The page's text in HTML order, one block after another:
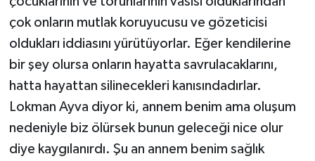
çok onların mutlak koruyucusu ve gözeticisi
oldukları iddiasını yürütüyorlar. Eğer kendilerine
bir şey olursa onların hayatta savrulacaklarını,
hatta hayattan silinecekleri kanısındadırlar.
Lokman Ayva diyor ki, annem benim ama oluşum
nedeniyle biz ölürsek bunun geleceği nice olur
diye kaygılanırdı. Şu an annem benim sağlık